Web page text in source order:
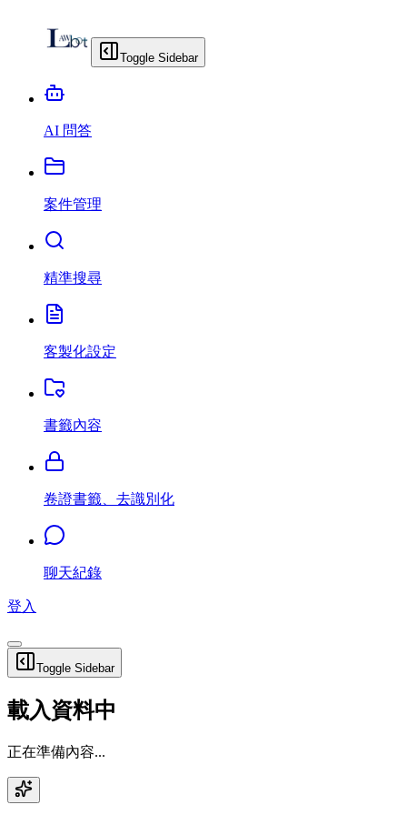
Toggle Sidebar
AI 問答
案件管理
精準搜尋
客製化設定
書籤內容
卷證書籤、去識別化
聊天紀錄
登入
Toggle Sidebar
載入資料中
正在準備內容...